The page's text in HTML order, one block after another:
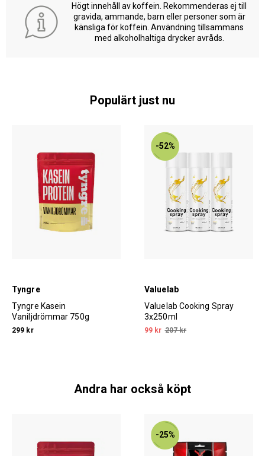
Högt innehåll av koffein. Rekommenderas ej till
gravida, ammande, barn eller personer som är
känsliga för koffein. Användning tillsammans
med alkoholhaltiga drycker avråds.
Populärt just nu
Tyngre
Tyngre Kasein
Vaniljdrömmar 750g
299 kr
-52%
Valuelab
Valuelab Cooking Spray
3x250ml
99 kr 207 kr
Andra har också köpt
-25%